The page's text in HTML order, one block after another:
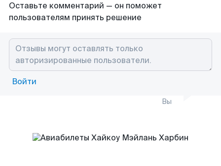
Оставьте комментарий — он поможет
пользователям принять решение
Войти
Вы